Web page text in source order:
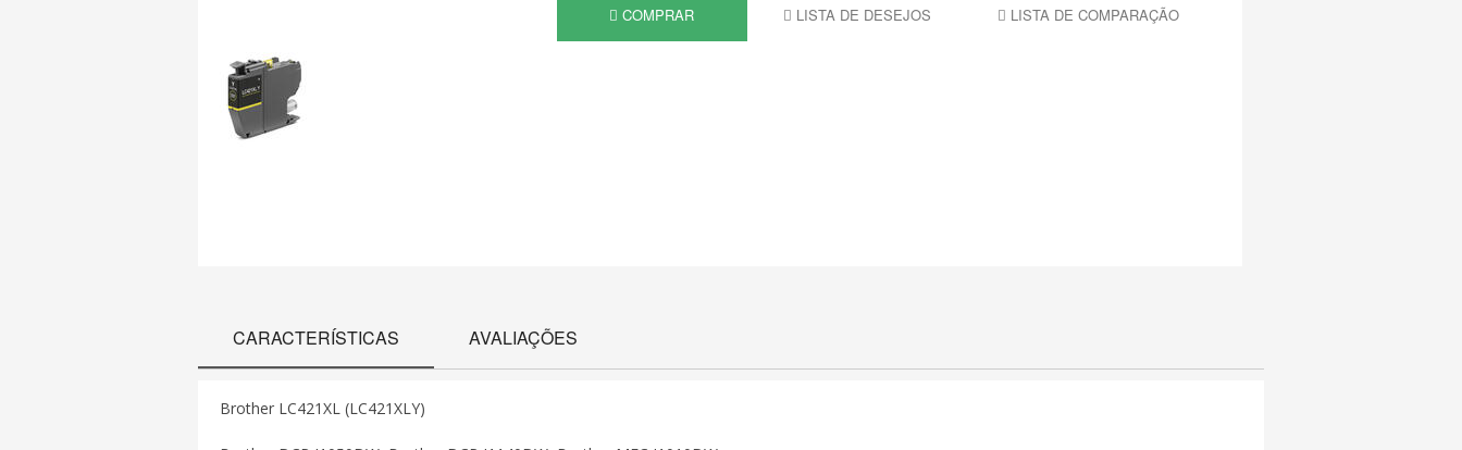
COMPRAR LISTA DE DESEJOS LISTA DE COMPARAÇÃO
CARACTERÍSTICAS AVALIAÇÕES
Brother LC421XL (LC421XLY)